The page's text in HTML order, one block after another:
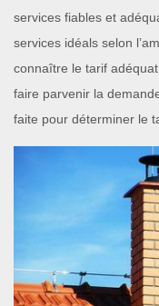
services fiables et
services idéals selon
connaître le tarif
faire parvenir la
faite pour déterminer le